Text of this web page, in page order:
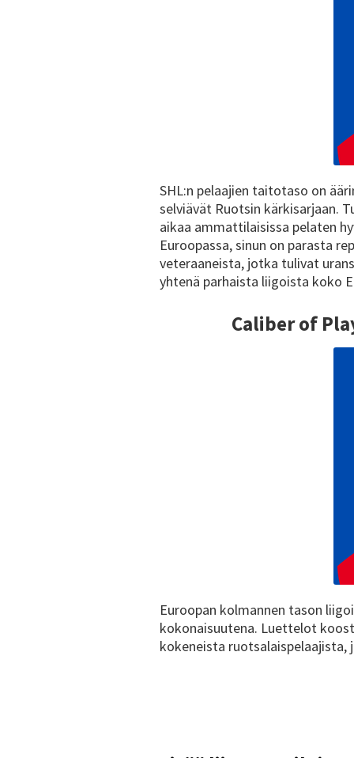
SHL:n pelaajien taitotaso on
selviävät Ruotsin kärkisarjaan.
aikaa ammattilaisissa pelaten
Euroopassa, sinun on parasta
veteraaneista, jotka tulivat
yhtenä parhaista liigoista koko
Caliber of
Euroopan kolmannen tason
kokonaisuutena. Luettelot
kokeneista